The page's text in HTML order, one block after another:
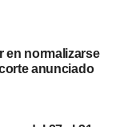
en normalizarse
anunciado